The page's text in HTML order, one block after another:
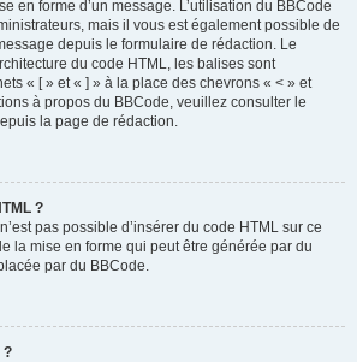
en forme d’un message. L’utilisation du BBCode
mais il vous est également possible de
depuis le formulaire de rédaction. Le
du code HTML, les balises sont
« [ » et « ] » à la place des chevrons « < » et
à propos du BBCode, veuillez consulter le
la page de rédaction.
?
pas possible d’insérer du code HTML sur ce
la mise en forme qui peut être générée par du
par du BBCode.
?